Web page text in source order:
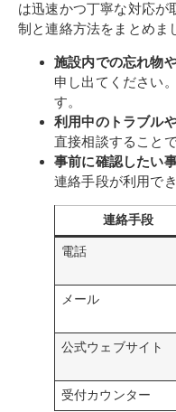
は迅速かつ丁寧な対応が
制と連絡方法をまとめま
施設内での忘れ物
申し出てください
す。
利用中のトラブル
直接相談すること
事前に確認したい
連絡手段が利用でき
連絡手段
電話
メール
公式ウェブサイト
受付カウンター